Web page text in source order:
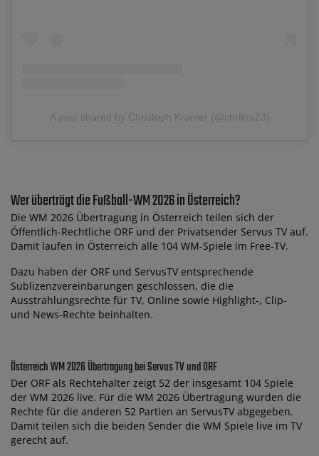
A post shared by Christoph Kramer (@chrikra23)
Wer überträgt die Fußball-WM 2026 in Österreich?
Die WM 2026 Übertragung in Österreich teilen sich der
Öffentlich-Rechtliche ORF und der Privatsender Servus TV auf.
Damit laufen in Österreich alle 104 WM-Spiele im Free-TV.
Dazu haben der ORF und ServusTV entsprechende
Sublizenzvereinbarungen geschlossen, die die
Ausstrahlungsrechte für TV, Online sowie Highlight-, Clip-
und News-Rechte beinhalten.
Österreich WM 2026 Übertragung bei Servus TV und ORF
Der ORF als Rechtehalter zeigt 52 der insgesamt 104 Spiele
der WM 2026 live. Für die WM 2026 Übertragung wurden die
Rechte für die anderen 52 Partien an ServusTV abgegeben.
Damit teilen sich die beiden Sender die WM Spiele live im TV
gerecht auf.